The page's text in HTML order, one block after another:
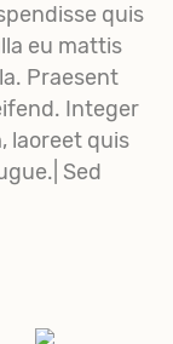
quis
eu mattis
Praesent
Integer
laoreet quis
Sed